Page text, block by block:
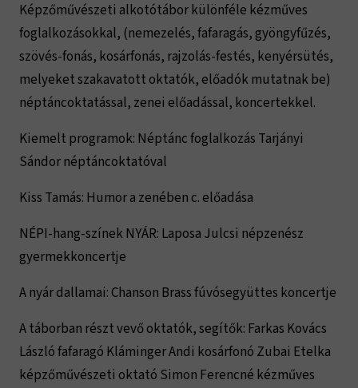
Képzőművészeti alkotótábor különféle kézműves
foglalkozásokkal, (nemezelés, fafaragás, gyöngyfűzés,
szövés-fonás, kosárfonás, rajzolás-festés, kenyérsütés,
melyeket szakavatott oktatók, előadók mutatnak be)
néptáncoktatással, zenei előadással, koncertekkel.
Kiemelt programok: Néptánc foglalkozás Tarjányi
Sándor néptáncoktatóval
Kiss Tamás: Humor a zenében c. előadása
NÉPI-hang-színek NYÁR: Laposa Julcsi népzenész
gyermekkoncertje
A nyár dallamai: Chanson Brass fúvósegyüttes koncertje
A táborban részt vevő oktatók, segítők: Farkas Kovács
László fafaragó Kláminger Andi kosárfonó Zubai Etelka
képzőművészeti oktató Simon Ferencné kézműves